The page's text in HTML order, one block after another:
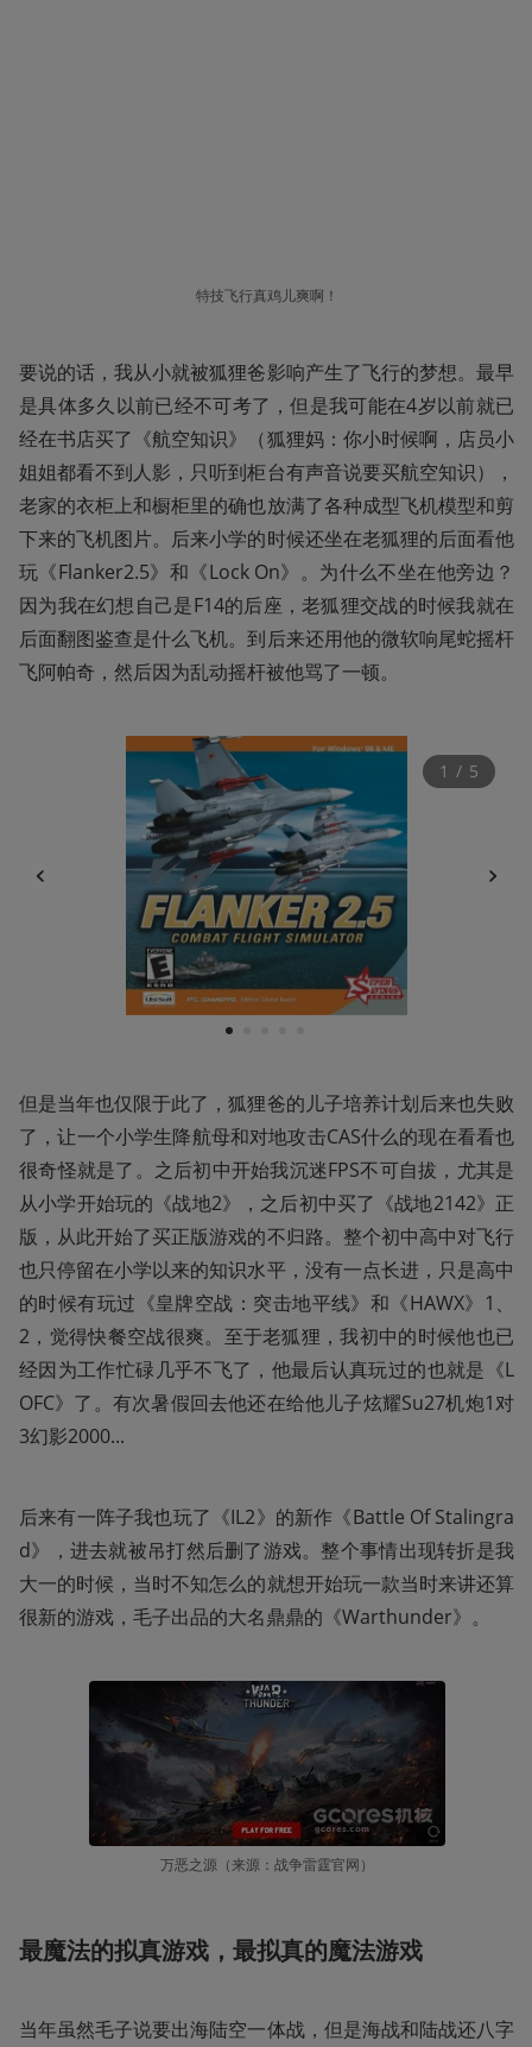
特技飞行真鸡儿爽啊！
要说的话，我从小就被狐狸爸影响产生了飞行的梦想。最早
是具体多久以前已经不可考了，但是我可能在4岁以前就已
经在书店买了《航空知识》（狐狸妈：你小时候啊，店员小
姐姐都看不到人影，只听到柜台有声音说要买航空知识），
老家的衣柜上和橱柜里的确也放满了各种成型飞机模型和剪
下来的飞机图片。后来小学的时候还坐在老狐狸的后面看他
玩《Flanker2.5》和《Lock On》。为什么不坐在他旁边？
因为我在幻想自己是F14的后座，老狐狸交战的时候我就在
后面翻图鉴查是什么飞机。到后来还用他的微软响尾蛇摇杆
飞阿帕奇，然后因为乱动摇杆被他骂了一顿。
1
1 / 5
但是当年也仅限于此了，狐狸爸的儿子培养计划后来也失败
了，让一个小学生降航母和对地攻击CAS什么的现在看看也
很奇怪就是了。之后初中开始我沉迷FPS不可自拔，尤其是
从小学开始玩的《战地2》，之后初中买了《战地2142》正
版，从此开始了买正版游戏的不归路。整个初中高中对飞行
也只停留在小学以来的知识水平，没有一点长进，只是高中
的时候有玩过《皇牌空战：突击地平线》和《HAWX》1、
2，觉得快餐空战很爽。至于老狐狸，我初中的时候他也已
经因为工作忙碌几乎不飞了，他最后认真玩过的也就是《L
OFC》了。有次暑假回去他还在给他儿子炫耀Su27机炮1对
3幻影2000...
后来有一阵子我也玩了《IL2》的新作《Battle Of Stalingra
d》，进去就被吊打然后删了游戏。整个事情出现转折是我
大一的时候，当时不知怎么的就想开始玩一款当时来讲还算
很新的游戏，毛子出品的大名鼎鼎的《Warthunder》。
万恶之源（来源：战争雷霆官网）
最魔法的拟真游戏，最拟真的魔法游戏
当年虽然毛子说要出海陆空一体战，但是海战和陆战还八字